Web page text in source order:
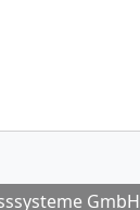
GmbH